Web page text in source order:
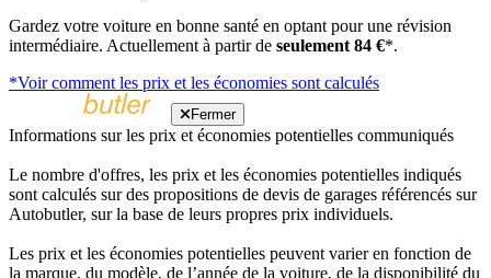
Gardez votre voiture en bonne santé en optant pour une révision
intermédiaire. Actuellement à partir de seulement 84 €*.
*Voir comment les prix et les économies sont calculés
Fermer
Informations sur les prix et économies potentielles communiqués
Le nombre d'offres, les prix et les économies potentielles indiqués
sont calculés sur des propositions de devis de garages référencés sur
Autobutler, sur la base de leurs propres prix individuels.
Les prix et les économies potentielles peuvent varier en fonction de
la marque, du modèle, de l’année de la voiture, de la disponibilité du